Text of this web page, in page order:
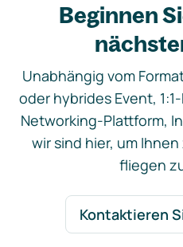
Beginnen
Unabhängig vom
oder hybrides Event,
Networking-Plattform,
wir sind hier, um
fliegen
Kontaktieren